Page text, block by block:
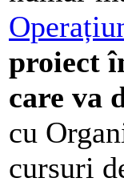
proiect
care va
cu
cursuri